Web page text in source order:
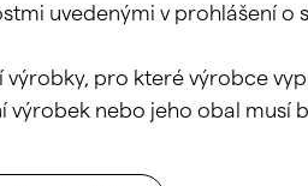
uvedenými v prohlášení o
výrobky, pro které výrobce
výrobek nebo jeho obal musí